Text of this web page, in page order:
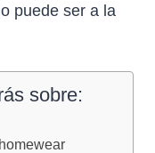
puede ser a la
sobre: